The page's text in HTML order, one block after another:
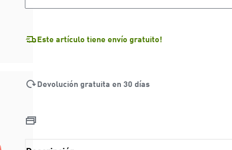
Este artículo tiene envío gratuito!
Devolución gratuita en 30 días